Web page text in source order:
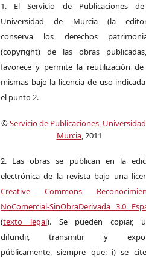
1. El Servicio de Publicaciones
Universidad de Murcia (la
conserva los derechos
(copyright) de las obras
favorece y permite la reutilización de
mismas bajo la licencia de uso
el punto 2.
©Servicio de Publicaciones,
Murcia, 2011
2. Las obras se publican en la
electrónica de la revista bajo una
Creative Commons
NoComercial-SinObraDerivada 3.0
(texto legal). Se pueden copiar,
difundir, transmitir y
públicamente, siempre que: i) se